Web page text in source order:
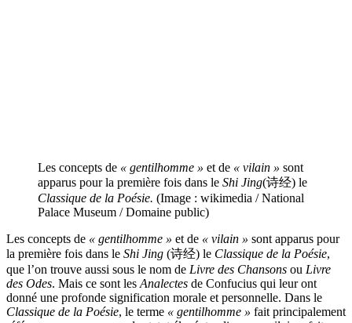
Les concepts de « gentilhomme » et de « vilain » sont
apparus pour la première fois dans le Shi Jing(诗经) le
Classique de la Poésie. (Image : wikimedia / National
Palace Museum / Domaine public)
Les concepts de « gentilhomme » et de « vilain » sont apparus pour
la première fois dans le Shi Jing (诗经) le Classique de la Poésie,
que l’on trouve aussi sous le nom de Livre des Chansons ou Livre
des Odes. Mais ce sont les Analectes de Confucius qui leur ont
donné une profonde signification morale et personnelle. Dans le
Classique de la Poésie, le terme « gentilhomme » fait principalement